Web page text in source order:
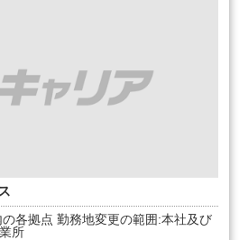
各拠点 勤務地変更の範囲:本社及び
所